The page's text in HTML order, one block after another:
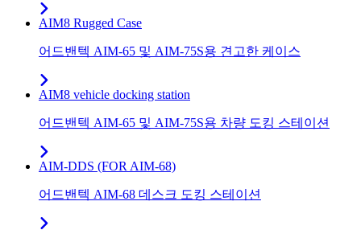
AIM8 Rugged Case
어드밴텍 AIM-65 및 AIM-75S용 견고한 케이스
AIM8 vehicle docking station
어드밴텍 AIM-65 및 AIM-75S용 차량 도킹 스테이션
AIM-DDS (FOR AIM-68)
어드밴텍 AIM-68 데스크 도킹 스테이션